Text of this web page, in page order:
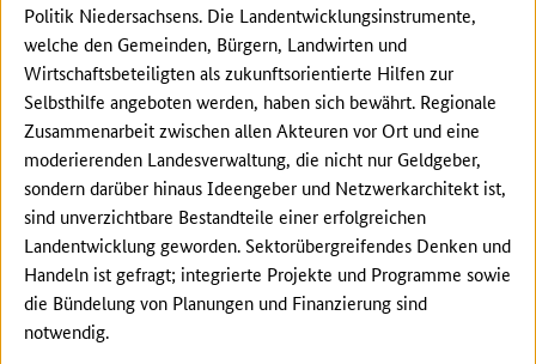
Politik Niedersachsens. Die Landentwicklungsinstrumente,
welche den Gemeinden, Bürgern, Landwirten und
Wirtschaftsbeteiligten als zukunftsorientierte Hilfen zur
Selbsthilfe angeboten werden, haben sich bewährt. Regionale
Zusammenarbeit zwischen allen Akteuren vor Ort und eine
moderierenden Landesverwaltung, die nicht nur Geldgeber,
sondern darüber hinaus Ideengeber und Netzwerkarchitekt ist,
sind unverzichtbare Bestandteile einer erfolgreichen
Landentwicklung geworden. Sektorübergreifendes Denken und
Handeln ist gefragt; integrierte Projekte und Programme sowie
die Bündelung von Planungen und Finanzierung sind
notwendig.